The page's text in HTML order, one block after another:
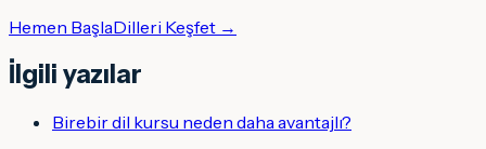
Hemen BaşlaDilleri Keşfet →
İlgili yazılar
Birebir dil kursu neden daha avantajlı?